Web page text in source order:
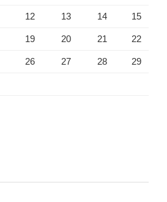
12 13 14 15
19 20 21 22
26 27 28 29